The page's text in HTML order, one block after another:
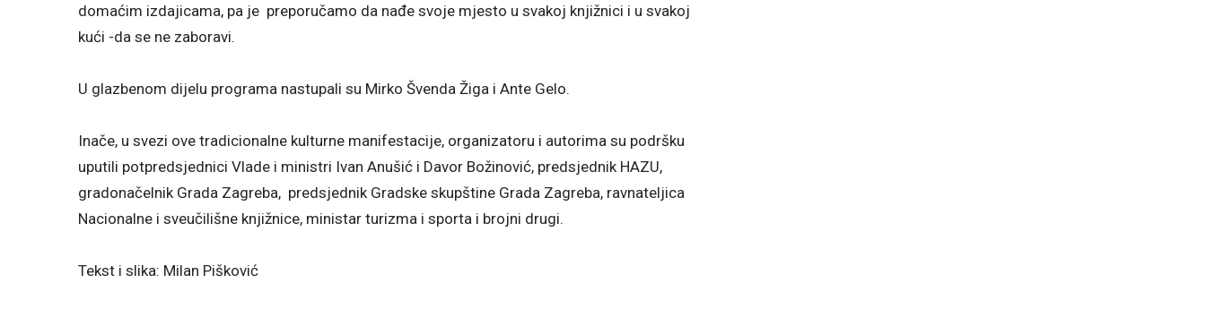
domaćim izdajicama, pa je preporučamo da nađe svoje mjesto u svakoj knjižnici i u svakoj
kući -da se ne zaboravi.
U glazbenom dijelu programa nastupali su Mirko Švenda Žiga i Ante Gelo.
Inače, u svezi ove tradicionalne kulturne manifestacije, organizatoru i autorima su podršku
uputili potpredsjednici Vlade i ministri Ivan Anušić i Davor Božinović, predsjednik HAZU,
gradonačelnik Grada Zagreba, predsjednik Gradske skupštine Grada Zagreba, ravnateljica
Nacionalne i sveučilišne knjižnice, ministar turizma i sporta i brojni drugi.
Tekst i slika: Milan Pišković